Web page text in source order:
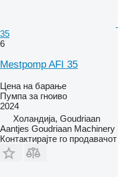
35
6
Mestpomp AFI 35
Цена на барање
Пумпа за гноиво
2024
Холандија, Goudriaan
Aantjes Goudriaan Machinery
Контактирајте го продавачот